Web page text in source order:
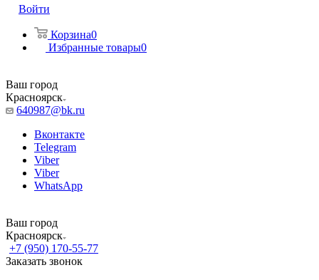
Войти
Корзина0
Избранные товары0
Ваш город
Красноярск
640987@bk.ru
Вконтакте
Telegram
Viber
Viber
WhatsApp
Ваш город
Красноярск
+7 (950) 170-55-77
Заказать звонок